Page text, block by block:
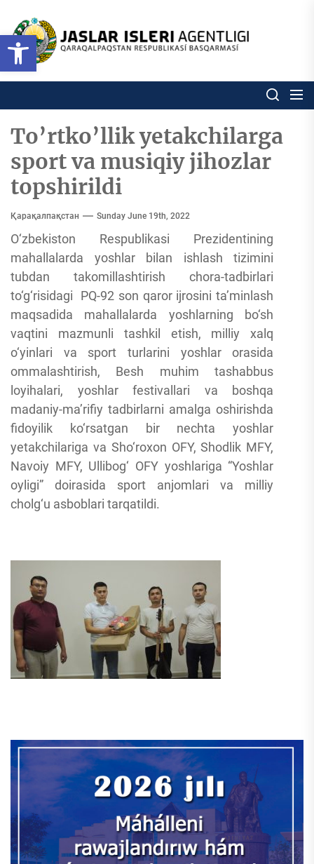
Open toolbar
content
Respublikası
basqarması
Ózbekstan jaslar isleri
To’rtko’llik yetakchilarga
sport va musiqiy jihozlar
topshirildi
Қарақалпақстан Sunday June 19th, 2022
O‘zbekiston Respublikasi Prezidentining
mahallalarda yoshlar bilan ishlash tizimini
tubdan takomillashtirish chora-tadbirlari
to‘g‘risidagi PQ-92 son qaror ijrosini ta’minlash
maqsadida mahallalarda yoshlarning bo‘sh
vaqtini mazmunli tashkil etish, milliy xalq
o‘yinlari va sport turlarini yoshlar orasida
ommalashtirish, Besh muhim tashabbus
loyihalari, yoshlar festivallari va boshqa
madaniy-ma’rifiy tadbirlarni amalga oshirishda
fidoyilik ko‘rsatgan bir nechta yoshlar
yetakchilariga va Sho‘roxon OFY, Shodlik MFY,
Navoiy MFY, Ullibog‘ OFY yoshlariga “Yoshlar
oyligi” doirasida sport anjomlari va milliy
cholg‘u asboblari tarqatildi.